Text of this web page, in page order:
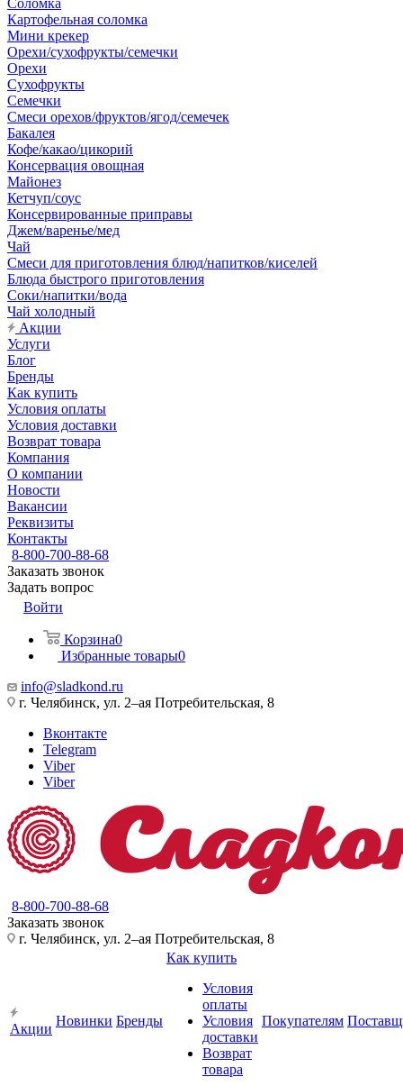
Соломка
Картофельная соломка
Мини крекер
Орехи/сухофрукты/семечки
Орехи
Сухофрукты
Семечки
Смеси орехов/фруктов/ягод/семечек
Бакалея
Кофе/какао/цикорий
Консервация овощная
Майонез
Кетчуп/соус
Консервированные приправы
Джем/варенье/мед
Чай
Смеси для приготовления блюд/напитков/киселей
Блюда быстрого приготовления
Соки/напитки/вода
Чай холодный
Акции
Услуги
Блог
Бренды
Как купить
Условия оплаты
Условия доставки
Возврат товара
Компания
О компании
Новости
Вакансии
Реквизиты
Контакты
8-800-700-88-68
Заказать звонок
Задать вопрос
Войти
Корзина0
Избранные товары0
info@sladkond.ru
г. Челябинск, ул. 2–ая Потребительская, 8
Вконтакте
Telegram
Viber
Viber
8-800-700-88-68
Заказать звонок
г. Челябинск, ул. 2–ая Потребительская, 8
Акции
Новинки Бренды
Как купить
Условия
оплаты
Условия
доставки
Возврат
товара
Покупателям